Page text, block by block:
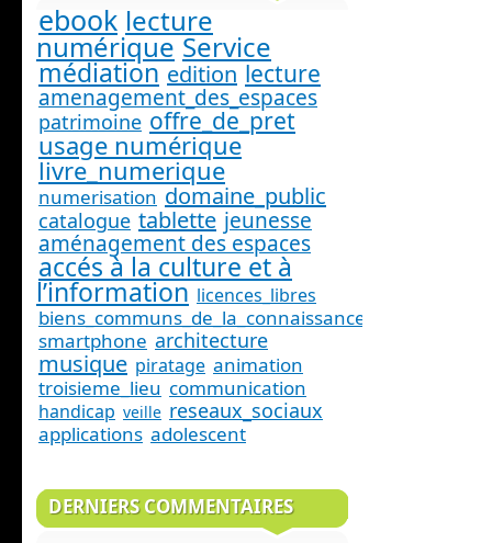
ebook lecture
numérique Service
médiation edition lecture
amenagement_des_espaces
patrimoine offre_de_pret
usage numérique
livre_numerique
numerisation domaine_public
catalogue tablette jeunesse
aménagement des espaces
accés à la culture et à
l’information licences_libres
biens_communs_de_la_connaissance
smartphone architecture
musique piratage animation
troisieme_lieu communication
handicap veille reseaux_sociaux
applications adolescent
DERNIERS COMMENTAIRES